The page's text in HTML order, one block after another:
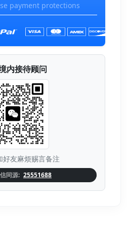
payment protections
内接待顾问
好友麻烦赐言备注
同源: 25551688